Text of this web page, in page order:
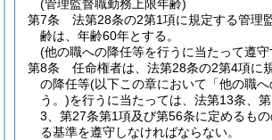
(管理監督職勤務上限年齢)
第7条
法第28条の2第1項に規定する管理
齢は、年齢60年とする。
(他の職への降任等を行うに当たって遵
第8条
任命権者は、法第28条の2第4項に
の降任等(以下この章において「他の職
う。)を行うに当たっては、法第13条、
3、第27条第1項及び第56条に定めるも
る基準を遵守しなければならない。